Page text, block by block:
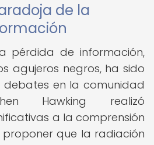
de la
pérdida de información,
agujeros negros, ha sido
debates en la comunidad
Hawking realizó
a la comprensión
que la radiación